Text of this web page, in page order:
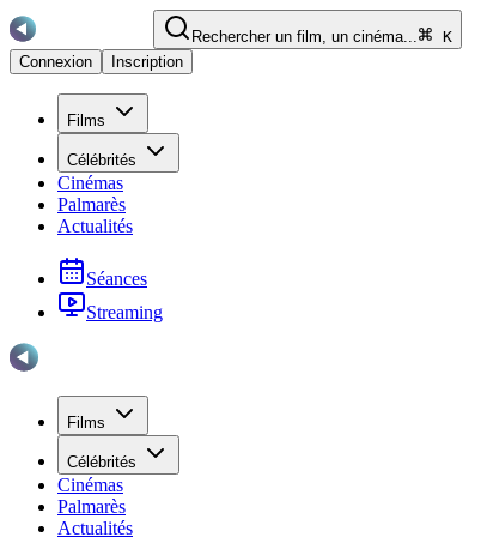
Rechercher un film, un cinéma...
K
Connexion
Inscription
Films
Célébrités
Cinémas
Palmarès
Actualités
Séances
Streaming
Films
Célébrités
Cinémas
Palmarès
Actualités